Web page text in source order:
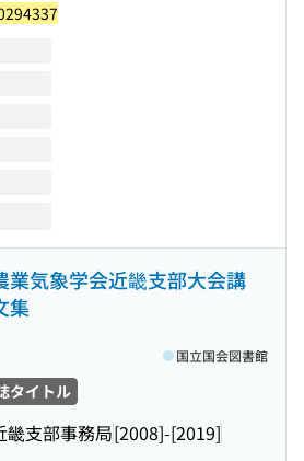
業気象学会近畿支部大会講
集
タイトル
畿支部事務局[2008]-[2019]
国立国会図書館